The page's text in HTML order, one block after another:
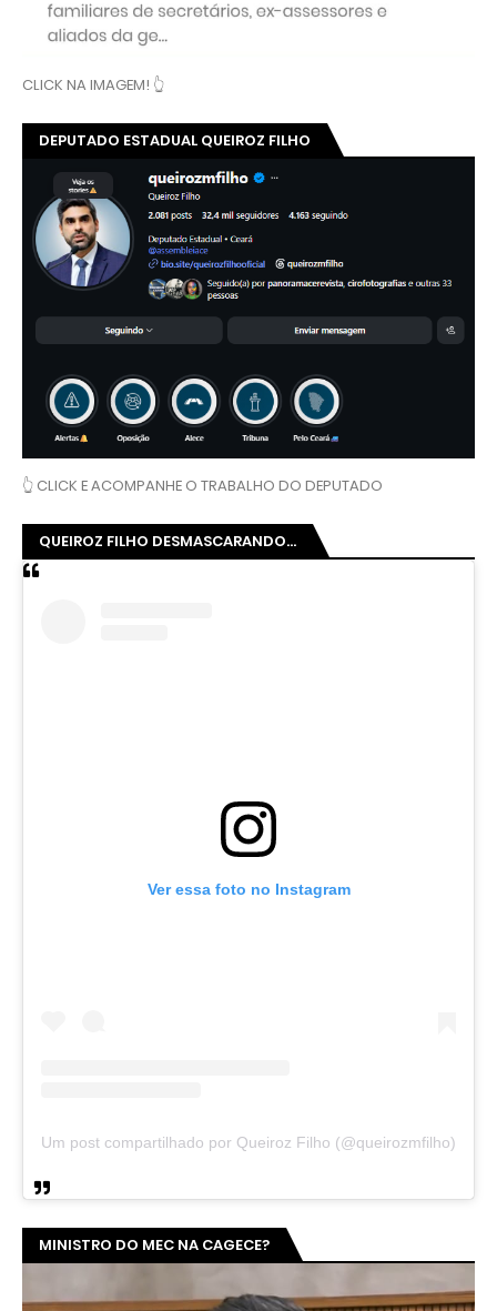
CLICK NA IMAGEM! 👆
DEPUTADO ESTADUAL QUEIROZ FILHO
👆 CLICK E ACOMPANHE O TRABALHO DO DEPUTADO
QUEIROZ FILHO DESMASCARANDO...
Ver essa foto no Instagram
Um post compartilhado por Queiroz Filho (@queirozmfilho)
MINISTRO DO MEC NA CAGECE?